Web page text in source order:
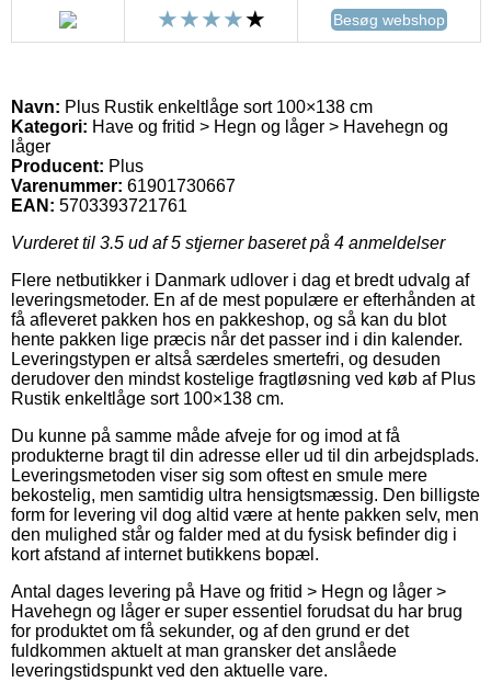
Besøg webshop
Navn: Plus Rustik enkeltlåge sort 100×138 cm
Kategori: Have og fritid > Hegn og låger > Havehegn og
låger
Producent: Plus
Varenummer: 61901730667
EAN: 5703393721761
Vurderet til 3.5 ud af 5 stjerner baseret på 4 anmeldelser
Flere netbutikker i Danmark udlover i dag et bredt udvalg af
leveringsmetoder. En af de mest populære er efterhånden at
få afleveret pakken hos en pakkeshop, og så kan du blot
hente pakken lige præcis når det passer ind i din kalender.
Leveringstypen er altså særdeles smertefri, og desuden
derudover den mindst kostelige fragtløsning ved køb af Plus
Rustik enkeltlåge sort 100×138 cm.
Du kunne på samme måde afveje for og imod at få
produkterne bragt til din adresse eller ud til din arbejdsplads.
Leveringsmetoden viser sig som oftest en smule mere
bekostelig, men samtidig ultra hensigtsmæssig. Den billigste
form for levering vil dog altid være at hente pakken selv, men
den mulighed står og falder med at du fysisk befinder dig i
kort afstand af internet butikkens bopæl.
Antal dages levering på Have og fritid > Hegn og låger >
Havehegn og låger er super essentiel forudsat du har brug
for produktet om få sekunder, og af den grund er det
fuldkommen aktuelt at man gransker det anslåede
leveringstidspunkt ved den aktuelle vare.